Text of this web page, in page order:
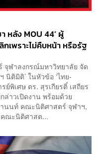
หลัง MOU 44’ ผู้
เพราะไม่คืบหน้า หรือรัฐ
จุฬาลงกรณ์มหาวิทยาลัย จัด
นิติมิติ’ ในหัวข้อ ‘ไทย-
ย์พิเศษ ดร. สุรเกียรติ์ เสถียร
าวเปิดงาน พร้อมด้วย
นนท์ คณะนิติศาสตร์ จุฬาฯ,
คณะนิติศาสต...